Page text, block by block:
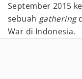
September 2015
sebuah gathering
War di Indonesia.